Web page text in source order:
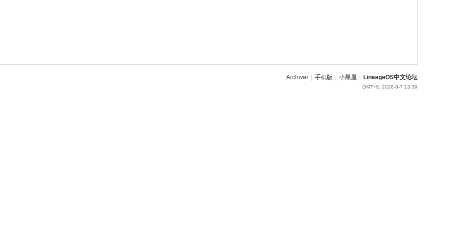
Archiver 手机版 小黑屋 LineageOS中文论坛
GMT+8, 2026-8-7 13:39